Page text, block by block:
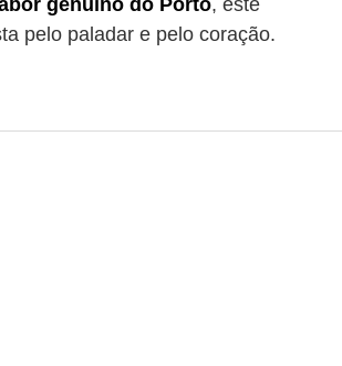
genuíno do Porto, este
pelo paladar e pelo coração.